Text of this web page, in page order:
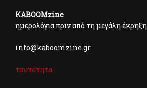
KABOOMzine
ημερολόγια πριν από τη μεγάλη έκρηξη
info@kaboomzine.gr
ταυτότητα